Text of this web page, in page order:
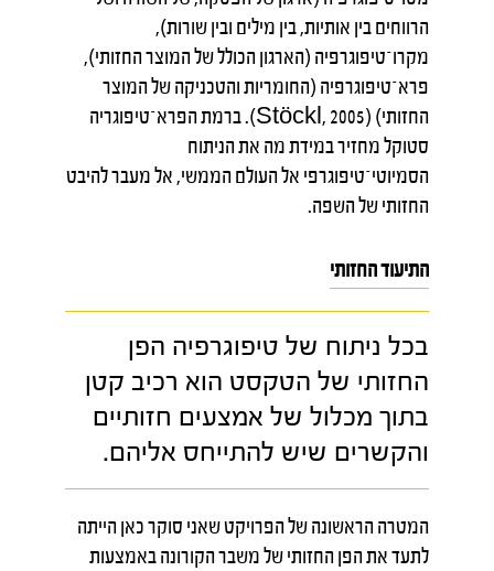
הרווחים בין אותיות, בין מילים ובין שורות),
מקרו־טיפוגרפיה (הארגון הכולל של המוצר החזותי),
פרא־טיפוגרפיה (החומריות והטכניקה של המוצר
החזותי) (Stöckl, 2005). ברמת הפרא־טיפוגריה
סטוקל מחזיר במידת מה את הניתוח
הסמיוטי־טיפוגרפי אל העולם הממשי, אל מעבר להיבט
החזותי של השפה.
התיעוד החזותי
בכל ניתוח של טיפוגרפיה הפן
החזותי של הטקסט הוא רכיב קטן
בתוך מכלול של אמצעים חזותיים
והקשרים שיש להתייחס אליהם.
המטרה הראשונה של הפרויקט שאני סוקר כאן הייתה
לתעד את הפן החזותי של משבר הקורונה באמצעות